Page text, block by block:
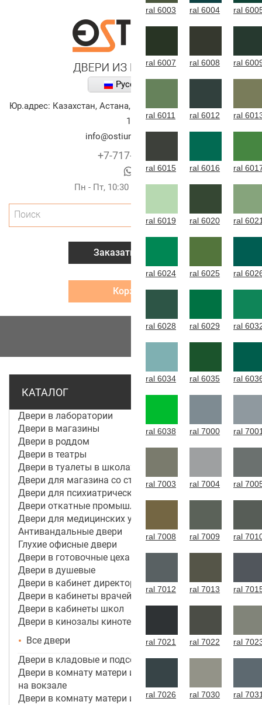
Русский
Юр.адрес: Казахстан, Астана,
улица Алихана Бокейханова,
10
info@ostium-doors.kz
+7-717-269-6131
Пн - Пт, 10:30 - 20:00 (г.Астана)
Поиск
Заказать звонок
Корзина
КАТАЛОГ
Двери в лаборатории
Двери в магазины
Двери в роддом
Двери в театры
Двери в туалеты в школах
Двери для магазина со стеклом
Двери для психиатрической больницы
Двери откатные промышленные
Двери для медицинских учреждений и больниц
Антивандальные двери
Глухие офисные двери
Двери в готовочные цеха
Двери в душевые
Двери в кабинет директора, руководителя
Двери в кабинеты врачей
Двери в кабинеты школ
Двери в кинозалы кинотеатров
Все двери
Двери в кладовые и подсобные помещения
Двери в комнату матери и ребенка в аэропорту,
на вокзале
Двери в комнату матери и ребенка в кинотеатре,
ral 6003 ral 6004 ral
ral 6007 ral 6008 ral
ral 6011 ral 6012 ral
ral 6015 ral 6016 ral
ral 6019 ral 6020 ral
ral 6024 ral 6025 ral
ral 6028 ral 6029 ral
ral 6034 ral 6035 ral
ral 6038 ral 7000 ral
ral 7003 ral 7004 ral
ral 7008 ral 7009 ral
ral 7012 ral 7013 ral
ral 7021 ral 7022 ral
ral 7026 ral 7030 ral